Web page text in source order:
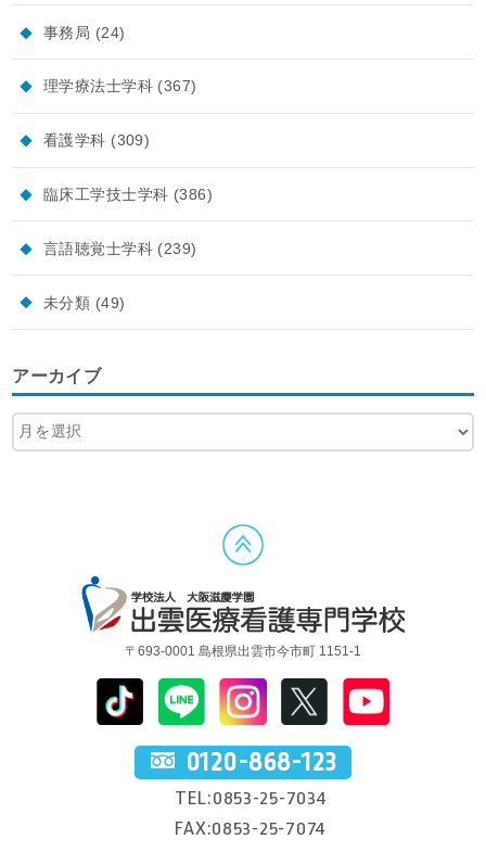
事務局 (24)
理学療法士学科 (367)
看護学科 (309)
臨床工学技士学科 (386)
言語聴覚士学科 (239)
未分類 (49)
アーカイブ
〒693-0001 島根県出雲市今市町 1151-1
0120-868-123
TEL:0853-25-7034
FAX:0853-25-7074